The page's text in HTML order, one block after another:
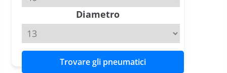
11 Aprile 2026 15 min read
Diametro
Trovare gli pneumatici